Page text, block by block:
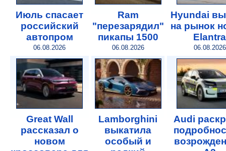
Июль спасает
российский
автопром
06.08.2026
Ram
"перезарядил"
пикапы 1500
06.08.2026
Hyundai
на рынок
Elantra
06.08.2026
Great Wall
рассказал о
новом
Lamborghini
выкатила
особый и
Audi